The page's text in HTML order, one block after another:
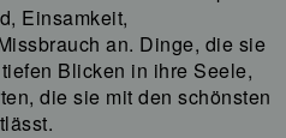
Einsamkeit,
an. Dinge, die sie
Blicken in ihre Seele,
die sie mit den schönsten